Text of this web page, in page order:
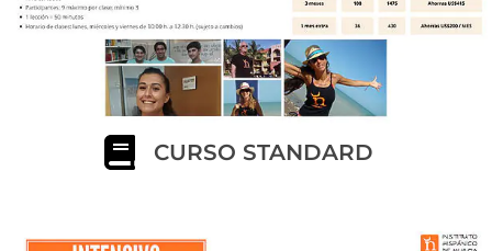
CURSO STANDARD